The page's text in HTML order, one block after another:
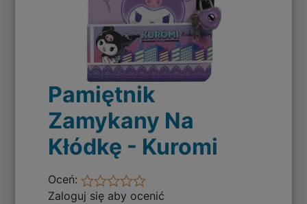
Pamiętnik
Zamykany Na
Kłódkę - Kuromi
Oceń:
Zaloguj się aby ocenić